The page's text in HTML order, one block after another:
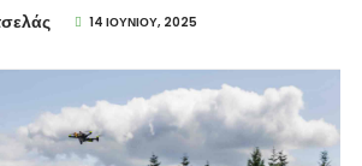
14 ΙΟΥΝΊΟΥ, 2025